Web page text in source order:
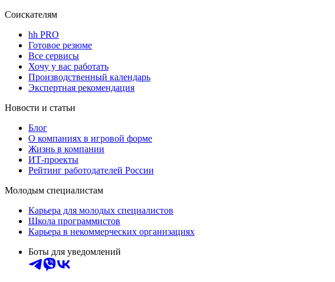
Соискателям
hh PRO
Готовое резюме
Все сервисы
Хочу у вас работать
Производственный календарь
Экспертная рекомендация
Новости и статьи
Блог
О компаниях в игровой форме
Жизнь в компании
ИТ-проекты
Рейтинг работодателей России
Молодым специалистам
Карьера для молодых специалистов
Школа программистов
Карьера в некоммерческих организациях
Боты для уведомлений